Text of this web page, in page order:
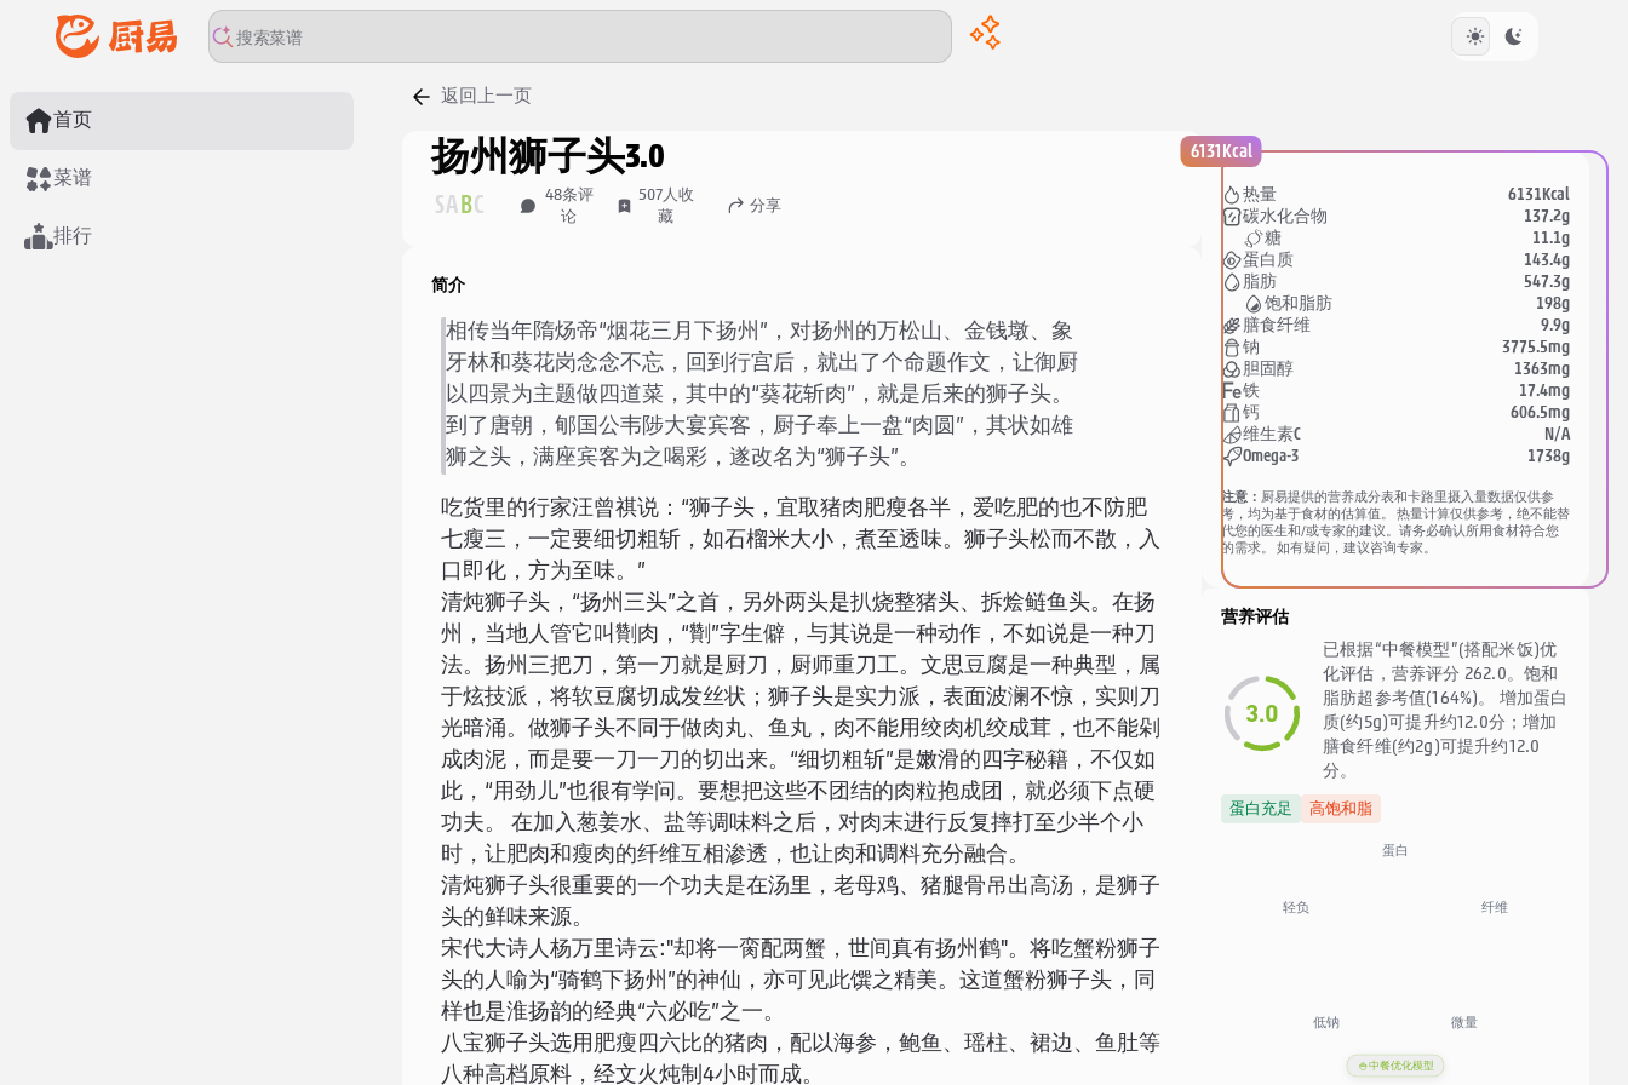
首页
菜谱
排行
返回上一页
扬州狮子头3.0
SA BC 48条评
论
507人收
藏
分享
简介
相传当年隋炀帝“烟花三月下扬州”，对扬州的万松山、金钱墩、象
牙林和葵花岗念念不忘，回到行宫后，就出了个命题作文，让御厨
以四景为主题做四道菜，其中的“葵花斩肉”，就是后来的狮子头。
到了唐朝，郇国公韦陟大宴宾客，厨子奉上一盘“肉圆”，其状如雄
狮之头，满座宾客为之喝彩，遂改名为“狮子头”。
吃货里的行家汪曾祺说：“狮子头，宜取猪肉肥瘦各半，爱吃肥的也不防肥
七瘦三，一定要细切粗斩，如石榴米大小，煮至透味。狮子头松而不散，入
口即化，方为至味。”
清炖狮子头，“扬州三头”之首，另外两头是扒烧整猪头、拆烩鲢鱼头。在扬
州，当地人管它叫劗肉，“劗”字生僻，与其说是一种动作，不如说是一种刀
法。扬州三把刀，第一刀就是厨刀，厨师重刀工。文思豆腐是一种典型，属
于炫技派，将软豆腐切成发丝状；狮子头是实力派，表面波澜不惊，实则刀
光暗涌。做狮子头不同于做肉丸、鱼丸，肉不能用绞肉机绞成茸，也不能剁
成肉泥，而是要一刀一刀的切出来。“细切粗斩”是嫩滑的四字秘籍，不仅如
此，“用劲儿”也很有学问。要想把这些不团结的肉粒抱成团，就必须下点硬
功夫。 在加入葱姜水、盐等调味料之后，对肉末进行反复摔打至少半个小
时，让肥肉和瘦肉的纤维互相渗透，也让肉和调料充分融合。
清炖狮子头很重要的一个功夫是在汤里，老母鸡、猪腿骨吊出高汤，是狮子
头的鲜味来源。
宋代大诗人杨万里诗云:"却将一脔配两蟹，世间真有扬州鹤"。将吃蟹粉狮子
头的人喻为“骑鹤下扬州”的神仙，亦可见此馔之精美。这道蟹粉狮子头，同
样也是淮扬韵的经典“六必吃”之一。
八宝狮子头选用肥瘦四六比的猪肉，配以海参，鲍鱼、瑶柱、裙边、鱼肚等
八种高档原料，经文火炖制4小时而成。
6131Kcal
热量 6131Kcal
碳水化合物 137.2g
糖 11.1g
蛋白质 143.4g
脂肪 547.3g
饱和脂肪 198g
膳食纤维 9.9g
钠 3775.5mg
胆固醇 1363mg
铁 17.4mg
钙 606.5mg
维生素C N/A
Omega-3 1738g
注意： 厨易提供的营养成分表和卡路里摄入量数据仅供参
考，均为基于食材的估算值。 热量计算仅供参考，绝不能替
代您的医生和/或专家的建议。请务必确认所用食材符合您
的需求。 如有疑问，建议咨询专家。
营养评估
3.0
已根据“中餐模型”(搭配米饭)优
化评估，营养评分 262.0。饱和
脂肪超参考值(164%)。 增加蛋白
质(约5g)可提升约12.0分；增加
膳食纤维(约2g)可提升约12.0
分。
蛋白充足 高饱和脂
蛋白
纤维
微量
低钠
轻负
🍚中餐优化模型